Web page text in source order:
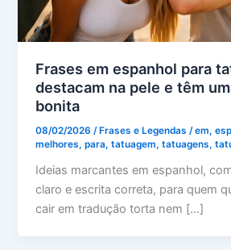
Frases em espanhol para
destacam na pele e têm
bonita
08/02/2026 /Frases e Legendas /em,
melhores,para,tatuagem,tatuagens,
Ideias marcantes em espanhol,
claro e escrita correta, para quem
cair em tradução torta nem […]